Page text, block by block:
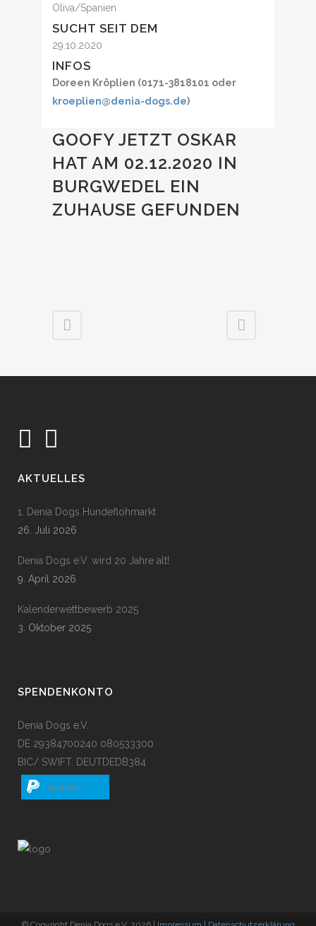
Oliva/Spanien
SUCHT SEIT DEM
29.10.2020
INFOS
Doreen Kröplien (0171-3818101 oder
kroeplien@denia-dogs.de)
GOOFY JETZT OSKAR
HAT AM 02.12.2020 IN
BURGWEDEL EIN
ZUHAUSE GEFUNDEN
AKTUELLES
1. Denia Dogs Hundeflohmarkt
26. Juli 2026
Denia Dogs e.V. wird 20 Jahre alt!
9. April 2026
Kalenderwettbewerb 2025
3. Oktober 2025
SPENDENKONTO
Denia Dogs e.V.
DE 29384700240 080533300
BIC/ SWIFT: DEUTDEDB384
spenden